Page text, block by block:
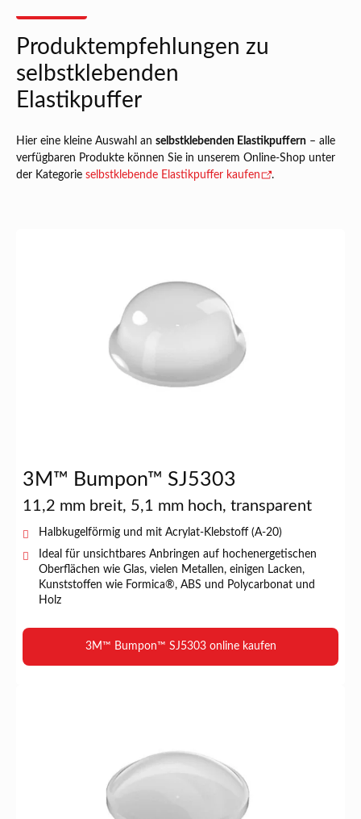
Produktempfehlungen zu
selbstklebenden
Elastikpuffer
Hier eine kleine Auswahl an selbstklebenden Elastikpuffern – alle
verfügbaren Produkte können Sie in unserem Online-Shop unter
der Kategorie selbstklebende Elastikpuffer kaufen .
3M™ Bumpon™ SJ5303
11,2 mm breit, 5,1 mm hoch, transparent
Halbkugelförmig und mit Acrylat-Klebstoff (A-20)
Ideal für unsichtbares Anbringen auf hochenergetischen
Oberflächen wie Glas, vielen Metallen, einigen Lacken,
Kunststoffen wie Formica®, ABS und Polycarbonat und
Holz
3M™ Bumpon™ SJ5303 online kaufen